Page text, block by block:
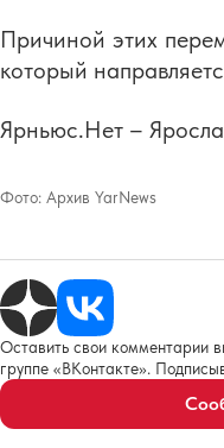
Причиной этих
который
Ярньюс.Нет –
Фото: Архив YarNews
Оставить свои комментарии
группе «ВКонтакте».